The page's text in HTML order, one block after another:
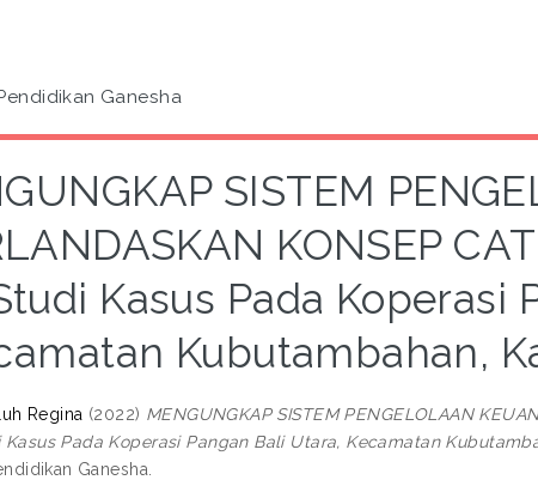
Ganesha
SISTEM
KONSEP
Kasus Pada Koperasi
Kubutambahan,
Regina (2022) MENGUNGKAP SISTEM PENGELOLAAN
Kasus Pada Koperasi Pangan Bali Utara, Kecamatan
Ganesha.